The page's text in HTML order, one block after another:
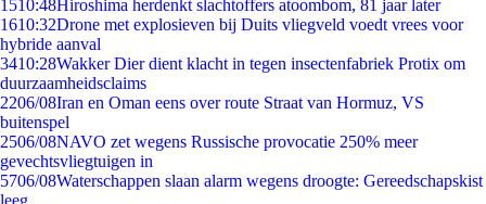
1510:48Hiroshima herdenkt slachtoffers atoombom, 81 jaar later
1610:32Drone met explosieven bij Duits vliegveld voedt vrees voor
hybride aanval
3410:28Wakker Dier dient klacht in tegen insectenfabriek Protix om
duurzaamheidsclaims
2206/08Iran en Oman eens over route Straat van Hormuz, VS
buitenspel
2506/08NAVO zet wegens Russische provocatie 250% meer
gevechtsvliegtuigen in
5706/08Waterschappen slaan alarm wegens droogte: Gereedschapskist
leeg